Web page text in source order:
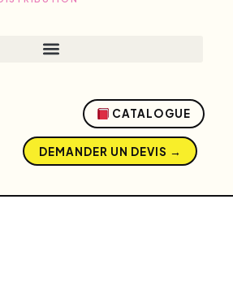
CATALOGUE
DEMANDER UN DEVIS →